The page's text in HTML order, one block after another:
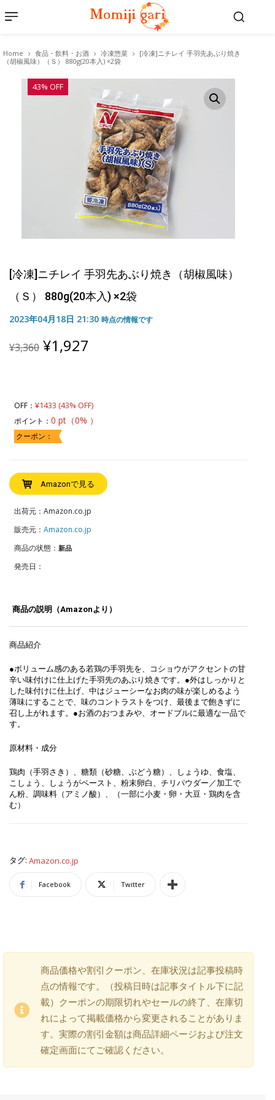
Home 食品・飲料・お酒 冷凍惣菜
[冷凍]ニチレイ 手羽先あぶり焼き
（胡椒風味）（Ｓ） 880g(20本入) ×2袋
43% OFF
[冷凍]ニチレイ 手羽先あぶり焼き（胡椒風味）
（Ｓ） 880g(20本入) ×2袋
2023年04月18日 21:30 時点の情報です
¥3,360 Original
price
¥1,927
OFF： ¥1433 (43% OFF)
ポイント： 0 pt（0% ）
クーポン：
Amazonで見る
出荷元：Amazon.co.jp
販売元： Amazon.co.jp
商品の状態： 新品
発売日：
商品の説明（Amazonより）
商品紹介
●ボリューム感のある若鶏の手羽先を、コショウがアクセントの甘
辛い味付けに仕上げた手羽先のあぶり焼きです。●外はしっかりと
した味付けに仕上げ、中はジューシーなお肉の味が楽しめるよう
薄味にすることで、味のコントラストをつけ、最後まで飽きずに
召し上がれます。●お酒のおつまみや、オードブルに最適な一品で
す。
原材料・成分
鶏肉（手羽さき）、糖類（砂糖、ぶどう糖）、しょうゆ、食塩、
こしょう、しょうがペースト、粉末卵白、チリパウダー／加工で
ん粉、調味料（アミノ酸）、（一部に小麦・卵・大豆・鶏肉を含
む）
タグ: Amazon.co.jp
Facebook Twitter
商品価格や割引クーポン、在庫状況は記事投稿時
点の情報です。（投稿日時は記事タイトル下に記
載）クーポンの期限切れやセールの終了、在庫切
れによって掲載価格から変更されることがありま
す。実際の割引金額は商品詳細ページおよび注文
確定画面にてご確認ください。